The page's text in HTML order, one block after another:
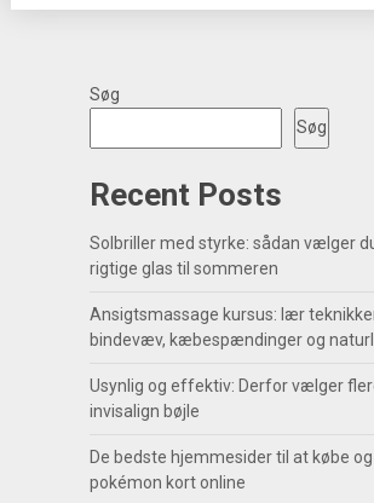
Søg
Søg
Recent Posts
Solbriller med styrke: sådan vælger
rigtige glas til sommeren
Ansigtsmassage kursus: lær
bindevæv, kæbespændinger og
Usynlig og effektiv: Derfor vælger
invisalign bøjle
De bedste hjemmesider til at købe
pokémon kort online